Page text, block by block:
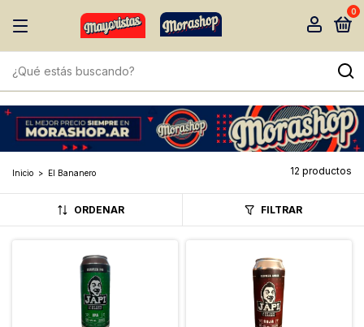
0
Inicio > El Bananero 12 productos
ORDENAR FILTRAR